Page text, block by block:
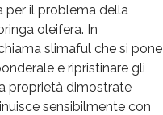
per il problema della
oleifera. In
slimaful che si pone
e ripristinare gli
proprietà dimostrate
sensibilmente con